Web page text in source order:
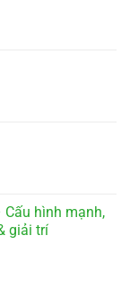
₫.
₫.
₫.
hình mạnh,
giải trí